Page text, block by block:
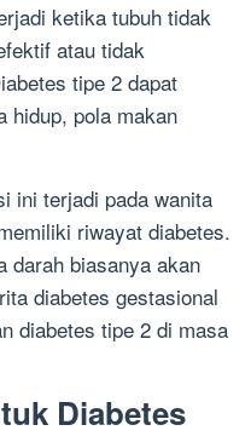
ketika tubuh tidak
atau tidak
tipe 2 dapat
hidup, pola makan
ini terjadi pada wanita
riwayat diabetes.
darah biasanya akan
diabetes gestasional
diabetes tipe 2 di masa
Diabetes